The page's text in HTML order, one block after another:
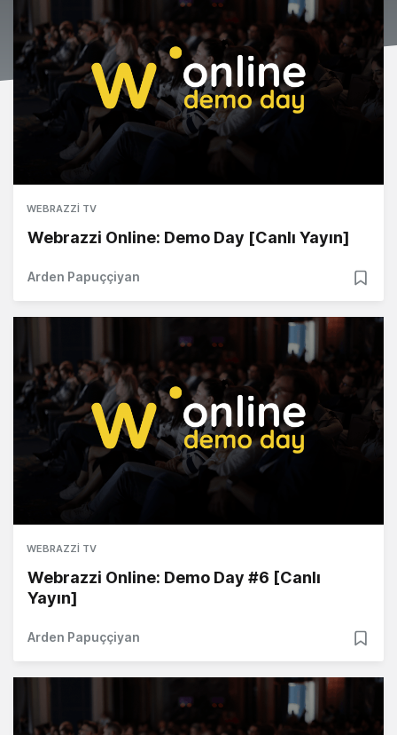
WEBRAZZI TV
Webrazzi Online: Demo Day [Canlı Yayın]
Arden Papuççiyan
WEBRAZZI TV
Webrazzi Online: Demo Day #6 [Canlı
Yayın]
Arden Papuççiyan